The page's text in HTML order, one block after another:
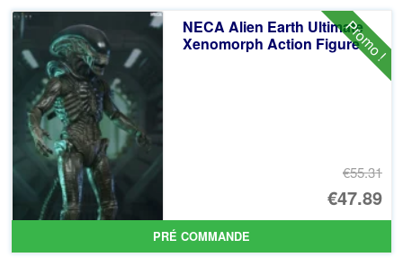
Promo !
NECA Alien Earth Ultimate
Xenomorph Action Figure
€55.31
Le
€47.89
Le
PRÉ COMMANDE